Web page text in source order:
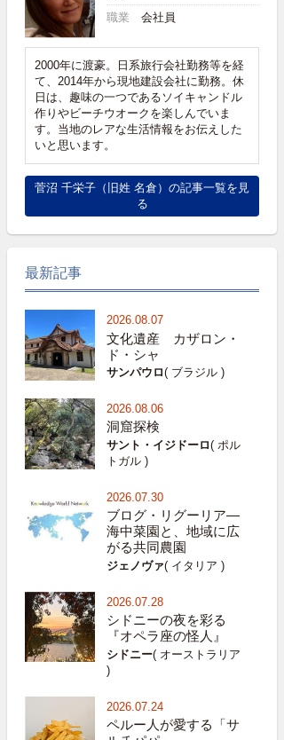
職業 会社員
2000年に渡豪。日系旅行会社勤務等を経
て、2014年から現地建設会社に勤務。休
日は、趣味の一つであるソイキャンドル
作りやビーチウオークを楽しんでいま
す。当地のレアな生活情報をお伝えした
いと思います。
菅沼 千栄子（旧姓 名倉）の記事一覧を見
る
最新記事
2026.08.07
文化遺産 カザロン・
ド・シャ
サンパウロ( ブラジル )
2026.08.06
洞窟探検
サント・イジドーロ( ポル
トガル )
2026.07.30
ブログ・リグーリア―
海中菜園と、地域に広
がる共同農園
ジェノヴァ( イタリア )
2026.07.28
シドニーの夜を彩る
『オペラ座の怪人』
シドニー( オーストラリア
)
2026.07.24
ペルー人が愛する「サ